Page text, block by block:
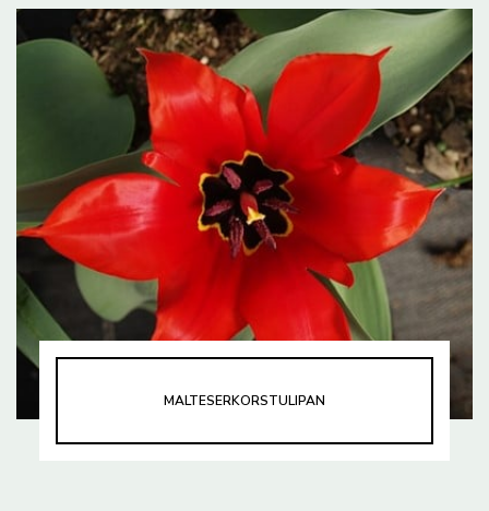
MALTESERKORSTULIPAN